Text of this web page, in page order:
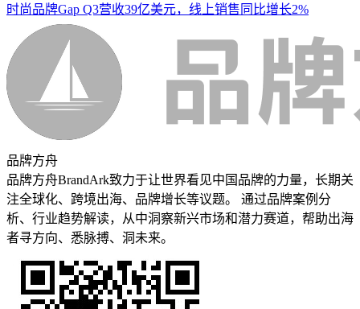
时尚品牌Gap Q3营收39亿美元，线上销售同比增长2%
品牌方舟
品牌方舟BrandArk致力于让世界看见中国品牌的力量，长期关
注全球化、跨境出海、品牌增长等议题。 通过品牌案例分
析、行业趋势解读，从中洞察新兴市场和潜力赛道，帮助出海
者寻方向、悉脉搏、洞未来。